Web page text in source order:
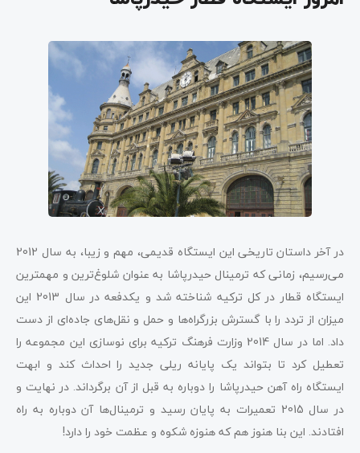
در آخر داستان تاریخی این ایستگاه قدیمی، مهم و زیبا، به سال 2012
می‌رسیم، زمانی که ترمینال حیدرپاشا به عنوان شلوغ‌ترین و مهمترین
ایستگاه قطار در کل ترکیه شناخته شد و یکدفعه در سال 2013 این
میزان از تردد را با گسترش بزرگراه‌ها و حمل و نقل‌های جاده‌ای از دست
داد. اما در سال 2014 وزارت فرهنگ ترکیه برای نوسازی این مجموعه را
تعطیل کرد تا بتواند یک پایانه ریلی جدید را احداث کند و ابهت
ایستگاه راه آهن حیدرپاشا را دوباره به قبل از آن برگرداند. در نهایت و
در سال 2015 تعمیرات به پایان رسید و ترمینال‌ها آن دوباره به راه
افتادند. این بنا هنوز هم که هنوزه شکوه و عظمت خود را دارد!